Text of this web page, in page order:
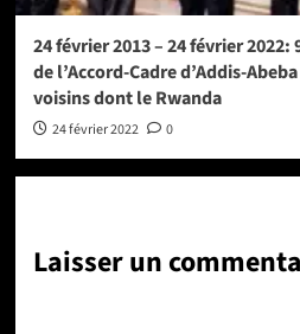
24 février 2013 – 24 février
de l’Accord-Cadre d’Addis-
voisins dont le Rwanda
24 février 2022 0
Laisser un